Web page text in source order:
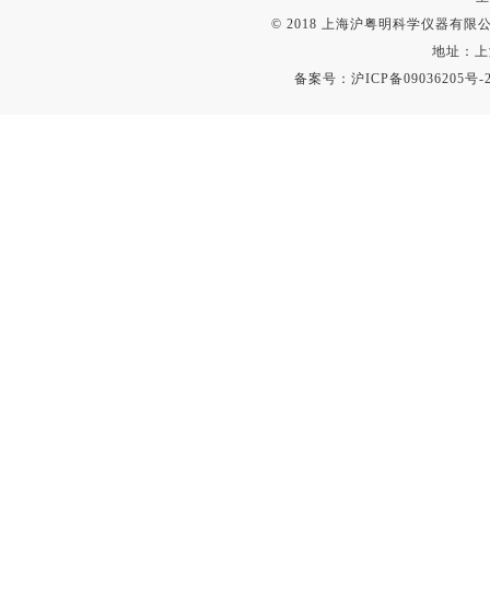
© 2018 上海沪粤明科学仪器有限
地址：
备案号：沪ICP备09036205号-